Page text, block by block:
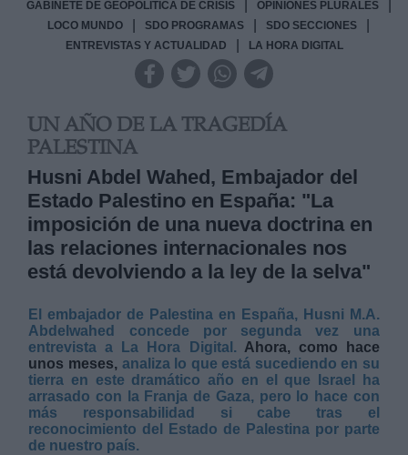
GABINETE DE GEOPOLÍTICA DE CRISIS OPINIONES PLURALES
LOCO MUNDO SDO PROGRAMAS SDO SECCIONES
ENTREVISTAS Y ACTUALIDAD LA HORA DIGITAL
UN AÑO DE LA TRAGEDÍA
PALESTINA
Husni Abdel Wahed, Embajador del
Estado Palestino en España: "La
imposición de una nueva doctrina en
las relaciones internacionales nos
está devolviendo a la ley de la selva"
El embajador de Palestina en España, Husni M.A.
Abdelwahed concede por segunda vez una
entrevista a La Hora Digital. Ahora, como hace
unos meses, analiza lo que está sucediendo en su
tierra en este dramático año en el que Israel ha
arrasado con la Franja de Gaza, pero lo hace con
más responsabilidad si cabe tras el
reconocimiento del Estado de Palestina por parte
de nuestro país.